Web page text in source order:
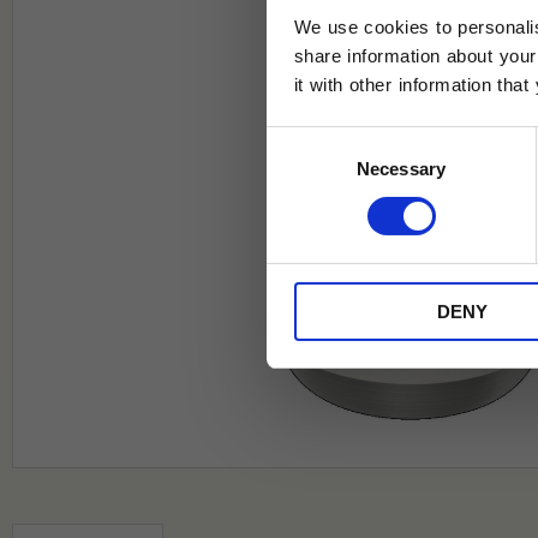
We use cookies to
share information about
it with other information that
Necessary
DENY
Jag samtycker till Tehuset Javas
* Rabatten gäller endast online på
på ordinarie priser och kan ej